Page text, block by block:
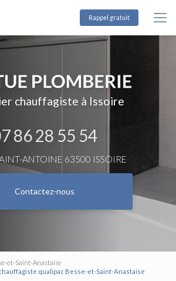
Rappel gratuit
chauffagiste à Issoire
86 28 55 54
ANTOINE 63500 ISSOIRE
Contactez-nous
et-Saint-Anastaise
qualipac Besse-et-Saint-Anastaise